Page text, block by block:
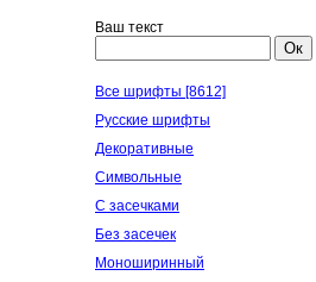
Ваш текст
Ок
Все шрифты [8612]
Русские шрифты
Декоративные
Символьные
С засечками
Без засечек
Моноширинный